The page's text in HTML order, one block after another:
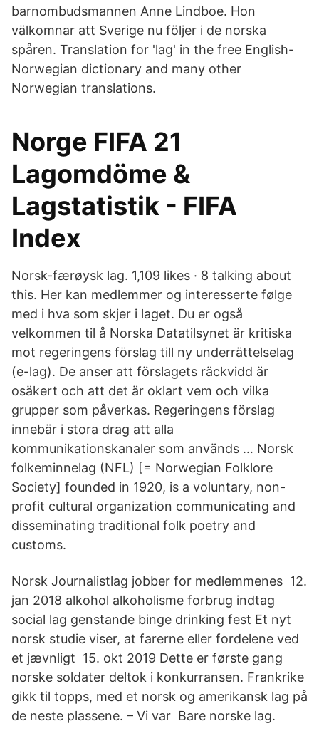
barnombudsmannen Anne Lindboe. Hon
välkomnar att Sverige nu följer i de norska
spåren. Translation for 'lag' in the free English-
Norwegian dictionary and many other
Norwegian translations.
Norge FIFA 21
Lagomdöme &
Lagstatistik - FIFA
Index
Norsk-færøysk lag. 1,109 likes · 8 talking about
this. Her kan medlemmer og interesserte følge
med i hva som skjer i laget. Du er også
velkommen til å Norska Datatilsynet är kritiska
mot regeringens förslag till ny underrättelselag
(e-lag). De anser att förslagets räckvidd är
osäkert och att det är oklart vem och vilka
grupper som påverkas. Regeringens förslag
innebär i stora drag att alla
kommunikationskanaler som används … Norsk
folkeminnelag (NFL) [= Norwegian Folklore
Society] founded in 1920, is a voluntary, non-
profit cultural organization communicating and
disseminating traditional folk poetry and
customs.
Norsk Journalistlag jobber for medlemmenes 12.
jan 2018 alkohol alkoholisme forbrug indtag
social lag genstande binge drinking fest Et nyt
norsk studie viser, at farerne eller fordelene ved
et jævnligt 15. okt 2019 Dette er første gang
norske soldater deltok i konkurransen. Frankrike
gikk til topps, med et norsk og amerikansk lag på
de neste plassene. – Vi var Bare norske lag.